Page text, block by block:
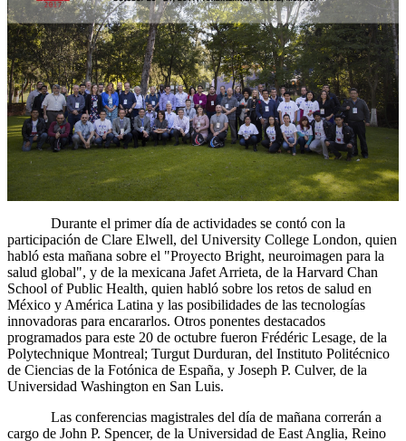
Durante el primer día de actividades se contó con la
participación de Clare Elwell, del University College London, quien
habló esta mañana sobre el "Proyecto Bright, neuroimagen para la
salud global", y de la mexicana Jafet Arrieta, de la Harvard Chan
School of Public Health, quien habló sobre los retos de salud en
México y América Latina y las posibilidades de las tecnologías
innovadoras para encararlos. Otros ponentes destacados
programados para este 20 de octubre fueron Frédéric Lesage, de la
Polytechnique Montreal; Turgut Durduran, del Instituto Politécnico
de Ciencias de la Fotónica de España, y Joseph P. Culver, de la
Universidad Washington en San Luis.
Las conferencias magistrales del día de mañana correrán a
cargo de John P. Spencer, de la Universidad de East Anglia, Reino